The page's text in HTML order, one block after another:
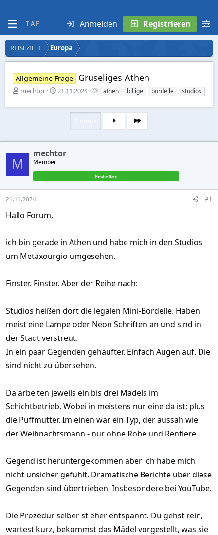
T A F Anmelden Registrieren
REISEZIELE Europa
Allgemeine Frage Gruseliges Athen
E
s
l
e
r
mechtor
E
s
l
t
m
21.11.2024
S
t
i
o
e
athen billige bordelle studios
Letzte
M
mechtor
Member
Ersteller
21.11.2024 #1
Hallo Forum,
ich bin gerade in Athen und habe mich in den Studios
um Metaxourgio umgesehen.
Finster. Finster. Aber der Reihe nach:
Studios heißen dort die legalen Mini-Bordelle. Haben
meist eine Lampe oder Neon Schriften an und sind in
der Stadt verstreut.
In ein paar Gegenden gehäufter. Einfach Augen auf. Die
sind nicht zu übersehen.
Da arbeiten jeweils ein bis drei Mädels im
Schichtbetrieb. Wobei in meistens nur eine da ist; plus
die Puffmutter. Im einen war ein Typ, der aussah wie
der Weihnachtsmann - nur ohne Robe und Rentiere.
Gegend ist heruntergekommen aber ich habe mich
nicht unsicher gefühlt. Dramatische Berichte über diese
Gegenden sind übertrieben. Insbesondere bei YouTube.
Die Prozedur selber st eher entspannt. Du gehst rein,
wartest kurz, bekommst das Mädel vorgestellt, was sie